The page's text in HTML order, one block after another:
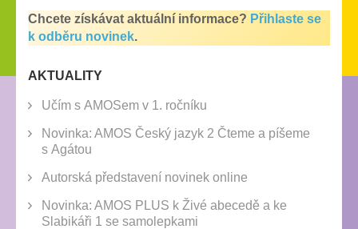
Chcete získávat aktuální informace? Přihlaste se
k odběru novinek.
AKTUALITY
Učím s AMOSem v 1. ročníku
Novinka: AMOS Český jazyk 2 Čteme a píšeme
s Agátou
Autorská představení novinek online
Novinka: AMOS PLUS k Živé abecedě a ke
Slabikáři 1 se samolepkami